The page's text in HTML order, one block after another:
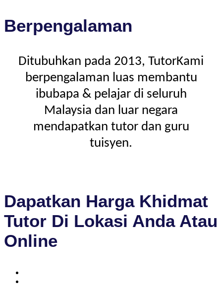
Berpengalaman
Ditubuhkan pada 2013, TutorKami
berpengalaman luas membantu
ibubapa & pelajar di seluruh
Malaysia dan luar negara
mendapatkan tutor dan guru
tuisyen.
Dapatkan Harga Khidmat
Tutor Di Lokasi Anda Atau
Online